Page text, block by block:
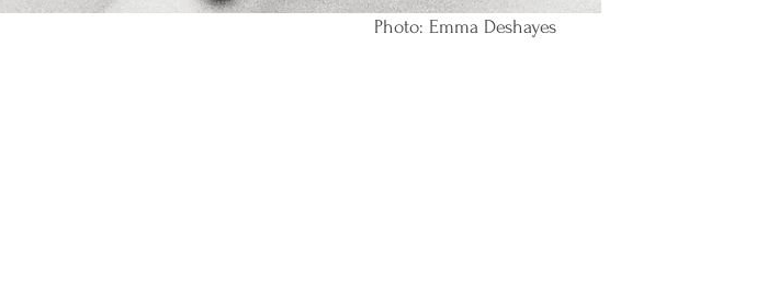
Photo: Emma Deshayes